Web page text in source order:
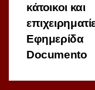
κάτοικοι και
Εφημερίδα
Documento